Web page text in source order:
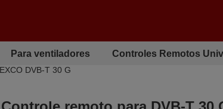
Para ventiladores Controles Remotos
DVB-T 30 G